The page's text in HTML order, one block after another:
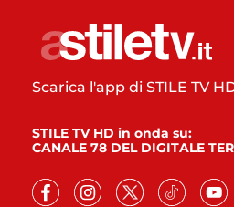
Scarica l'app di STILE TV
STILE TV HD in onda su:
CANALE 78 DEL DIGITALE